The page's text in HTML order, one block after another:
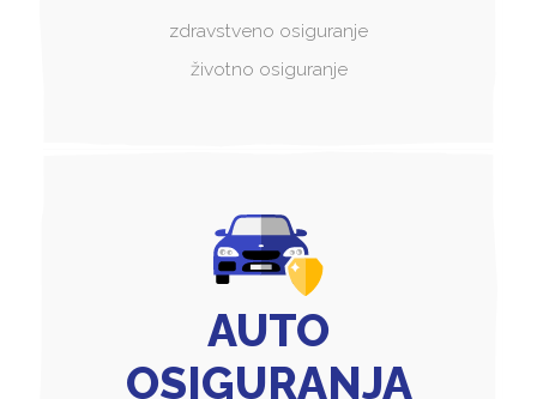
zdravstveno osiguranje
životno osiguranje
AUTO
OSIGURANJA